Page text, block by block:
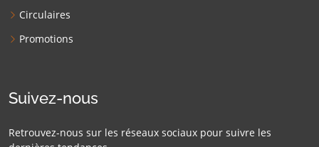
Circulaires
Promotions
Suivez-nous
Retrouvez-nous sur les réseaux sociaux pour suivre les